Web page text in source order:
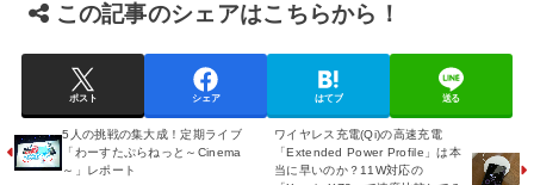
この記事のシェアはこちらから！
ポスト シェア はてブ 送る
5人の挑戦の集大成！定期ライブ
「わーすたぷらねっと～Cinema
～」レポート
ワイヤレス充電(Qi)の高速充電
「Extended Power Profile」は本
当に早いのか？11W対応の